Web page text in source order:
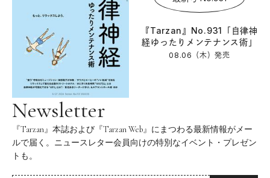
『Tarzan』No.931「自律神
経ゆったりメンテナンス術」
08.06（木）発売
Newsletter
『Tarzan』本誌および『Tarzan Web』にまつわる最新情報がメー
ルで届く。ニュースレター会員向けの特別なイベント・プレゼン
トも。